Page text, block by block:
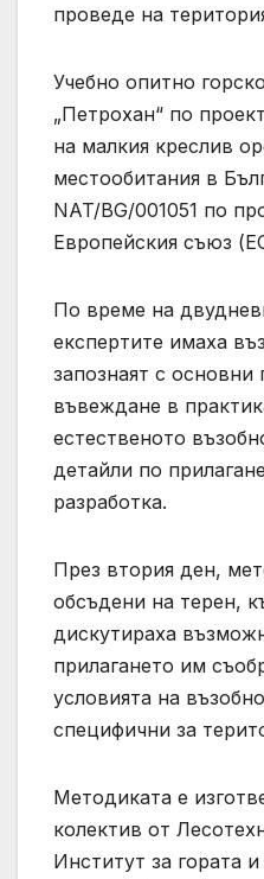
проведе на
Учебно опитно
„Петрохан“ по
на малкия креслив
местообитания в
NAT/BG/001051 по
Европейския съюз
По време на
експертите имаха
запознаят с основни
въвеждане в
естественото
детайли по
разработка.
През втория ден,
обсъдени на терен,
дискутираха
прилагането им
условията на
специфични за
Методиката е
колектив от
Институт за гората